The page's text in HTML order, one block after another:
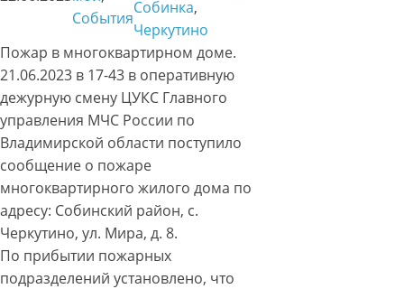
События
Собинка
Черкутино
Пожар в многоквартирном доме.
21.06.2023 в 17-43 в оперативную
дежурную смену ЦУКС Главного
управления МЧС России по
Владимирской области поступило
сообщение о пожаре
многоквартирного жилого дома по
адресу: Собинский район, с.
Черкутино, ул. Мира, д. 8.
По прибытии пожарных
подразделений установлено, что